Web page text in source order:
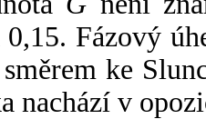
0,15. Fázový
ke
nachází v